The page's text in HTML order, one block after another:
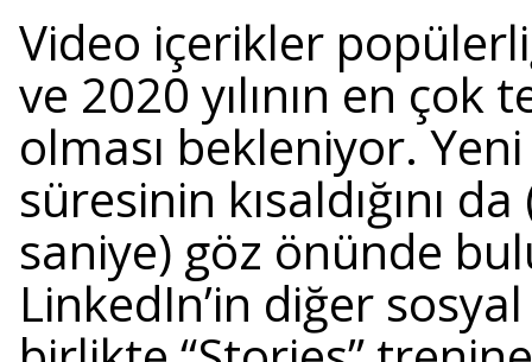
Video içerikler
ve 2020 yılının en
olması bekleniyor.
süresinin kısaldığını
saniye) göz önünde
LinkedIn’in diğer